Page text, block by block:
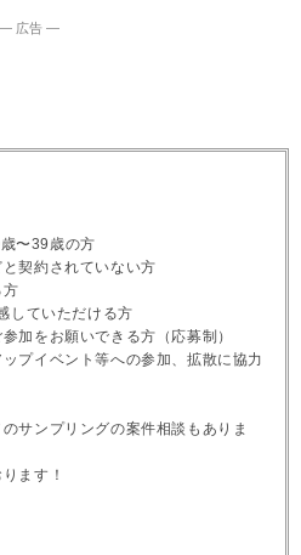
― 広告 ―
〜39歳の方
契約されていない方
方
していただける方
加をお願いできる方（応募制）
プイベント等への参加、拡散に協力
サンプリングの案件相談もありま
ます！